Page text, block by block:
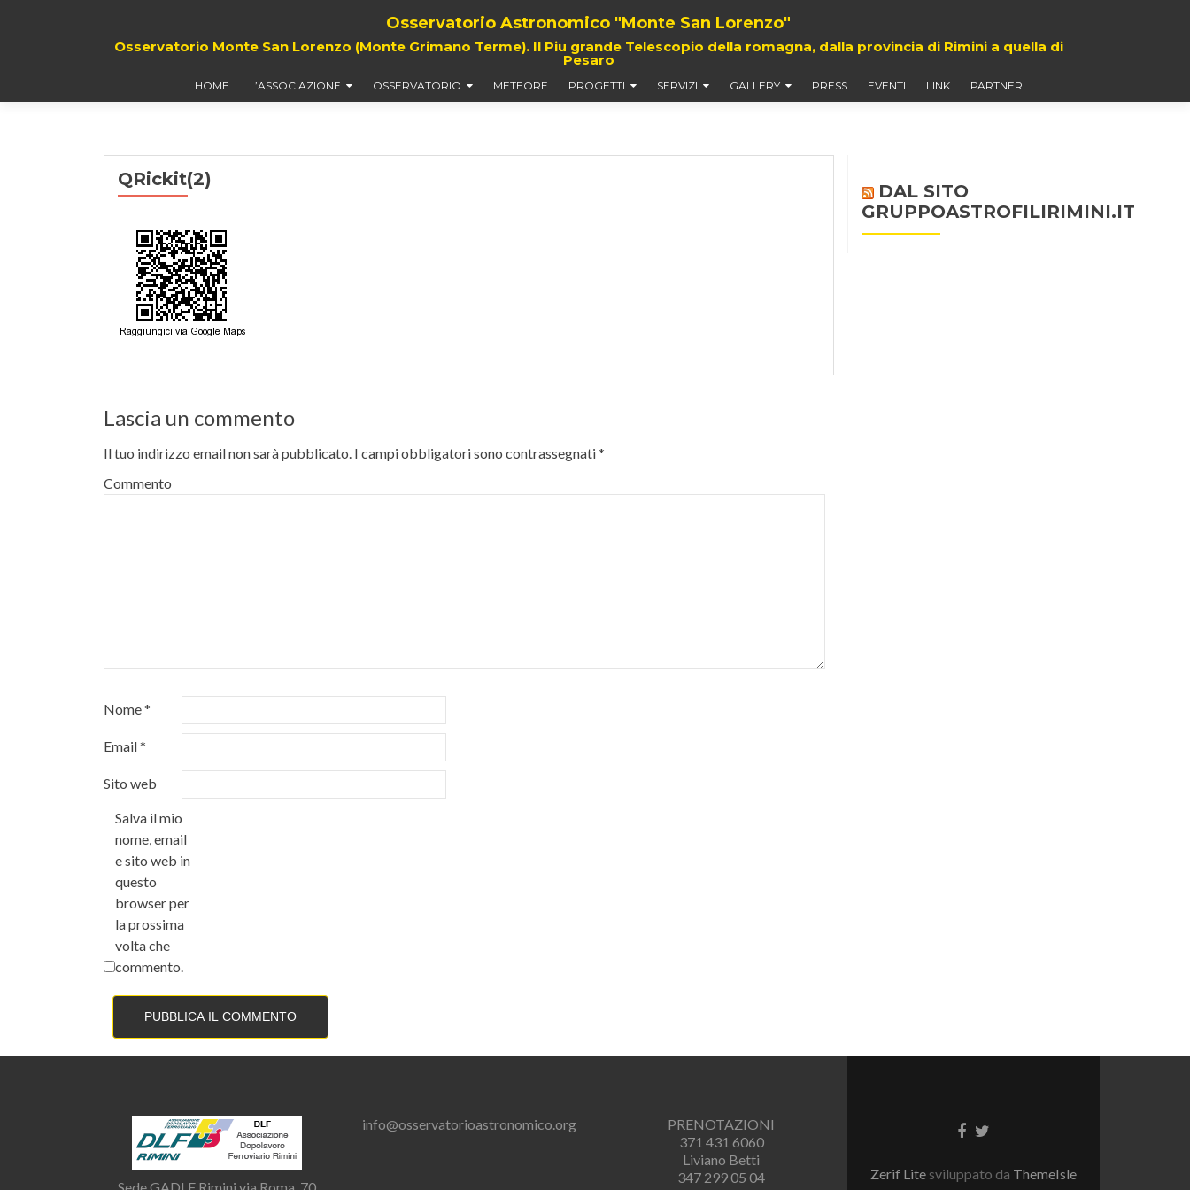
Osservatorio Astronomico "Monte San Lorenzo"
Osservatorio Monte San Lorenzo (Monte Grimano Terme). Il Piu grande Telescopio della romagna, dalla provincia di Rimini a quella di
Pesaro
HOME L’ASSOCIAZIONE OSSERVATORIO METEORE PROGETTI SERVIZI GALLERY PRESS EVENTI LINK PARTNER
QRickit(2)
Lascia un commento
Il tuo indirizzo email non sarà pubblicato. I campi obbligatori sono contrassegnati*
Commento
Nome*
Email*
Sito web
Salva il mio
nome, email
e sito web in
questo
browser per
la prossima
volta che
commento.
DAL SITO
GRUPPOASTROFILIRIMINI.IT
info@osservatorioastronomico.org
PRENOTAZIONI
371 431 6060
Liviano Betti
347 299 05 04
LinkLink
Zerif Lite sviluppato da ThemeIsle